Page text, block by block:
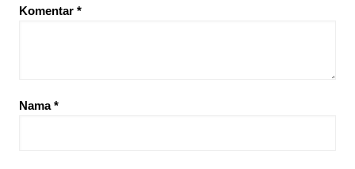
Komentar *
Nama*